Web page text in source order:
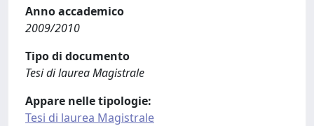
Anno accademico
2009/2010
Tipo di documento
Tesi di laurea Magistrale
Appare nelle tipologie:
Tesi di laurea Magistrale